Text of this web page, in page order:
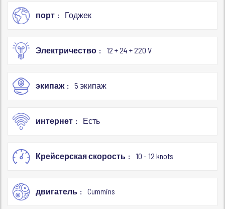
порт Годжек
Электричество 12 + 24 + 220 V
экипаж 5 экипаж
интернет Есть
Крейсерская скорость 10 - 12 knots
двигатель Cummins